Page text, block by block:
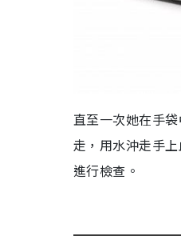
直至一次她在手
走，用水沖走手
進行檢查。